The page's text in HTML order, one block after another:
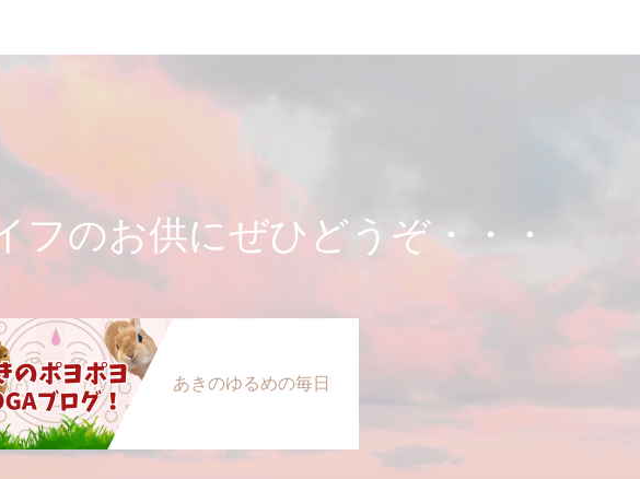
フのお供にぜひどうぞ・・・
あきのゆるめの毎日